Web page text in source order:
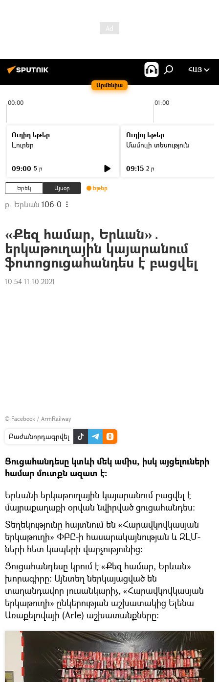
Արմենիա
ՀԱՅ
00:00 01:00
Ուղիղ եթեր
Լուրեր
09:00 5 ր
Ուղիղ եթեր
Մամուլի տեսություն
09:15 2 ր
Երեկ Այսօր Եթեր
ք. Երևան 106.0
«Քեզ համար, Երևան»․
երկաթուղային կայարանում
ֆոտոցուցահանդես է բացվել
10:54 11.10.2021
© Facebook / ArmRailway
Բաժանորդագրվել
Ցուցահանդեսը կտևի մեկ ամիս, իսկ այցելուների
համար մուտքն ազատ է։
Երևանի երկաթուղային կայարանում բացվել է
մայրաքաղաքի օրվան նվիրված ցուցահանդես:
Տեղեկությունը հայտնում են «Հարավկովկասյան
երկաթուղի» ՓԲԸ-ի հասարակայնության և ԶԼՄ-
ների հետ կապերի վարչությունից։
Ցուցահանդեսը կրում է «Քեզ համար, Երևան»
խորագիրը։ Այնտեղ ներկայացված են
տաղանդավոր լուսանկարիչ, «Հարավկովկասյան
երկաթուղի» ընկերության աշխատակից Ելենա
Առաքելովայի (Arle) աշխատանքները: